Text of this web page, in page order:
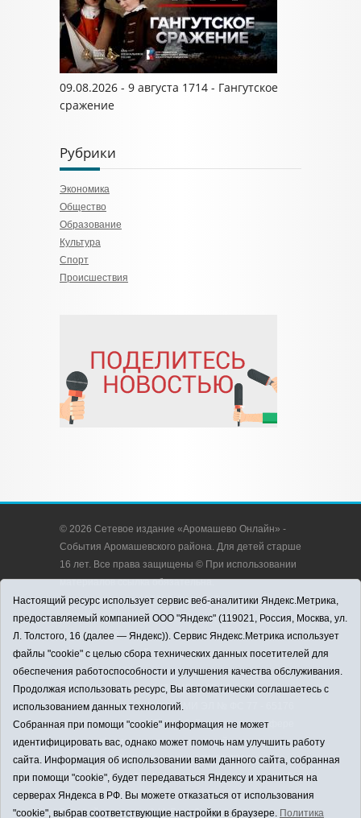
09.08.2026 - 9 августа 1714 - Гангутское
сражение
Рубрики
Экономика
Общество
Образование
Культура
Спорт
Происшествия
© 2026 Сетевое издание «Аромашево Онлайн» -
События Аромашевского района. Для детей старше
16 лет. Все права защищены © При использовании
материалов ссылка обязательна.
Адрес редакции: 627350, Россия, Тюменская
область, Аромашевский район, с. Аромашево, ул.
Кирова, д. 13.
Адрес электронной почты редакции:
strudu72@obl72.ru
Телефон редакции: 8 (34545) 2-30-58
Регистрационный номер СМИ ЭЛ № ФС 77 - 65176
выдано Федеральной службой по надзору в сфере
связи, информационных технологий и массовых
коммуникаций (Роскомнадзор) 28.03.2016 г.
Учредитель: АНО «Информационно-издательский
центр «Слава труду».
Главный редактор: А.Н. Барабанщиков
Настоящий ресурс использует сервис веб-аналитики Яндекс.Метрика,
предоставляемый компанией ООО "Яндекс" (119021, Россия, Москва, ул.
Л. Толстого, 16 (далее — Яндекс)). Сервис Яндекс.Метрика использует
файлы "cookie" с целью сбора технических данных посетителей для
обеспечения работоспособности и улучшения качества обслуживания.
Продолжая использовать ресурс, Вы автоматически соглашаетесь с
использованием данных технологий.
Собранная при помощи "cookie" информация не может
идентифицировать вас, однако может помочь нам улучшить работу
сайта. Информация об использовании вами данного сайта, собранная
при помощи "cookie", будет передаваться Яндексу и храниться на
серверах Яндекса в РФ. Вы можете отказаться от использования
"cookie", выбрав соответствующие настройки в браузере. Политика